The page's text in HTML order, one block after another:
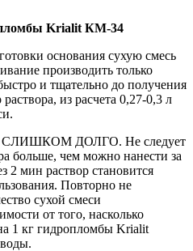
Krialit КМ-34
основания сухую смесь
производить только
и тщательно до получения
из расчета 0,27-0,3 л
ДОЛГО. Не следует
больше, чем можно нанести за
2 мин раствор становится
Повторно не
сухой смеси
от того, насколько
1 кг гидропломбы Krialit